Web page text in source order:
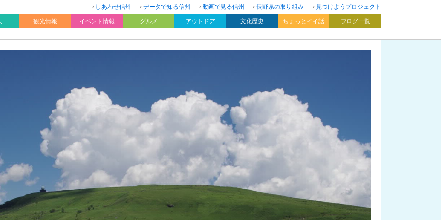
しあわせ信州 データで知る信州 動画で見る信州 長野県の取り組み
見つけようプロジェクト
観光情報 イベント情報 グルメ アウトドア 文化歴史 ちょっとイイ話 ブログ一覧